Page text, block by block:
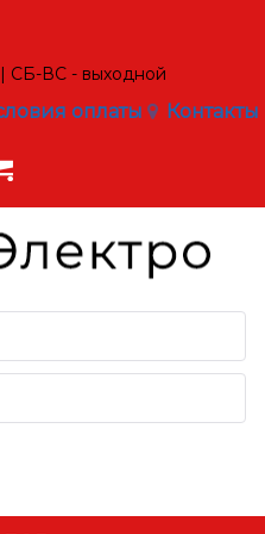
СБ-ВС - выходной
оплаты Контакты